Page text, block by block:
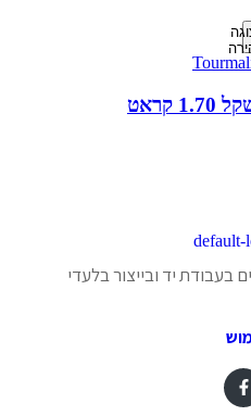
בעבודת יד ובייצור בלעדי